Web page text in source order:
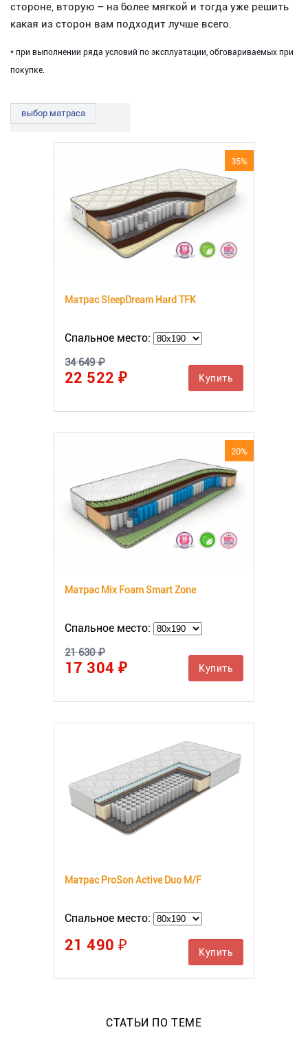
стороне, вторую – на более мягкой и тогда уже решить
какая из сторон вам подходит лучше всего.
* при выполнении ряда условий по эксплуатации, обговариваемых при
покупке.
выбор матраса
35%
Матрас SleepDream Hard TFK
Спальное место:
34 649 ₽
22 522 ₽ Купить
20%
Матрас Mix Foam Smart Zone
Спальное место:
21 630 ₽
17 304 ₽ Купить
Матрас ProSon Active Duo M/F
Спальное место:
21 490 ₽ Купить
СТАТЬИ ПО ТЕМЕ